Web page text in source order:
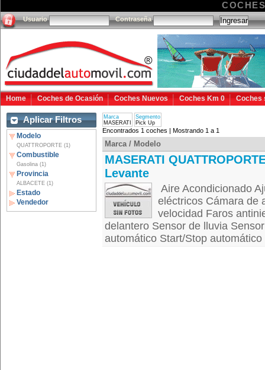
Usuario Contraseña
Home Coches de Ocasión Coches Nuevos Coches Km 0 Coches
Aplicar Filtros
Modelo
QUATTROPORTE (1)
Combustible
Gasolina (1)
Provincia
ALBACETE (1)
Estado
Vendedor
Marca
MASERATI
Segmento
Pick Up
Encontrados 1 coches | Mostrando 1 a 1
Marca / Modelo
MASERATI
Levante
Aire Acondicionado
eléctricos Cámara de
velocidad Faros
delantero Sensor de lluvia
automático Start/Stop